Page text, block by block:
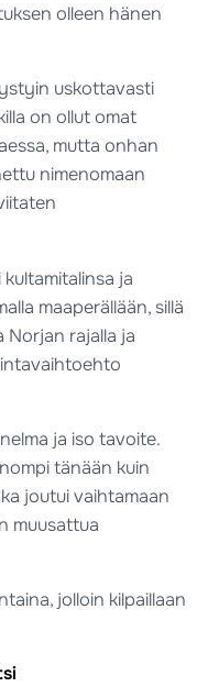
olleen hänen
uskottavasti
on ollut omat
mutta onhan
nimenomaan
ja
maaperällään, sillä
Norjan rajalla ja
ja iso tavoite.
tänään kuin
joutui vaihtamaan
muusattua
jolloin kilpaillaan